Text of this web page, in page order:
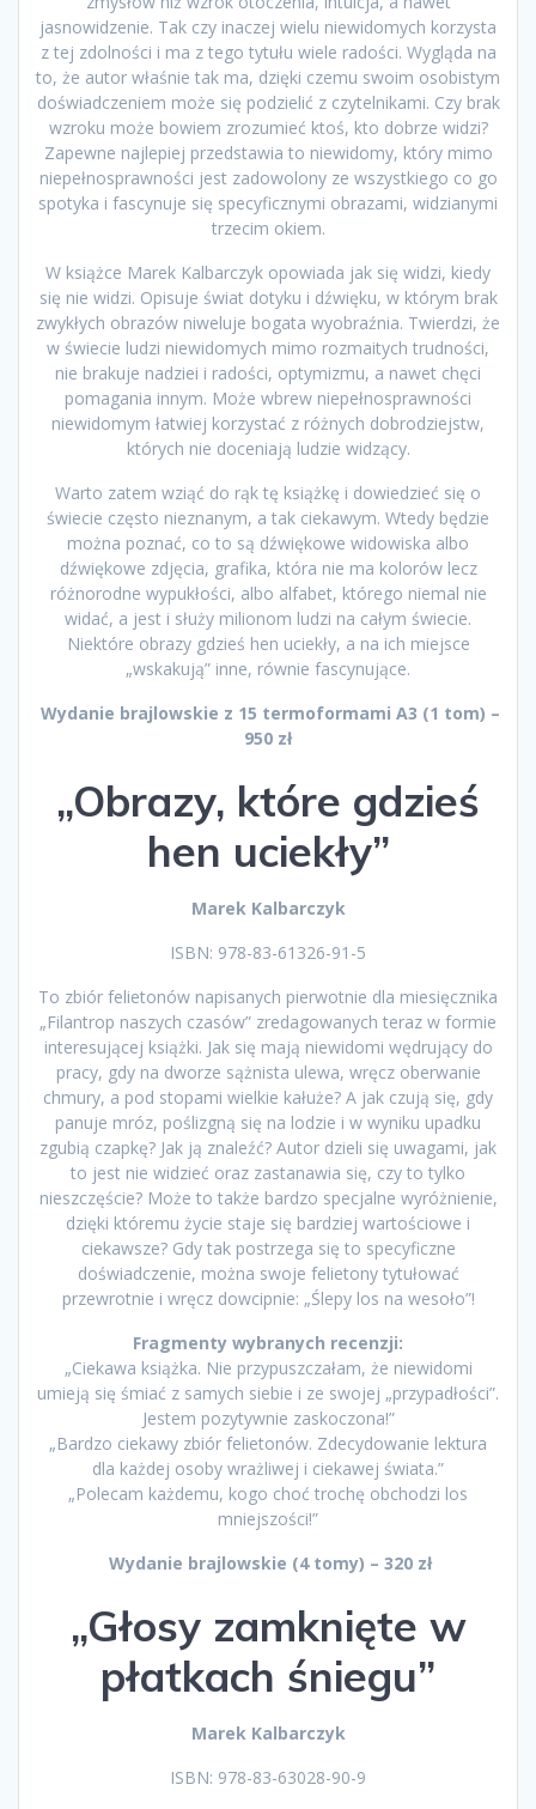
jasnowidzenie. Tak czy inaczej wielu niewidomych korzysta
z tej zdolności i ma z tego tytułu wiele radości. Wygląda na
to, że autor właśnie tak ma, dzięki czemu swoim osobistym
doświadczeniem może się podzielić z czytelnikami. Czy brak
wzroku może bowiem zrozumieć ktoś, kto dobrze widzi?
Zapewne najlepiej przedstawia to niewidomy, który mimo
niepełnosprawności jest zadowolony ze wszystkiego co go
spotyka i fascynuje się specyficznymi obrazami, widzianymi
trzecim okiem.
W książce Marek Kalbarczyk opowiada jak się widzi, kiedy
się nie widzi. Opisuje świat dotyku i dźwięku, w którym brak
zwykłych obrazów niweluje bogata wyobraźnia. Twierdzi, że
w świecie ludzi niewidomych mimo rozmaitych trudności,
nie brakuje nadziei i radości, optymizmu, a nawet chęci
pomagania innym. Może wbrew niepełnosprawności
niewidomym łatwiej korzystać z różnych dobrodziejstw,
których nie doceniają ludzie widzący.
Warto zatem wziąć do rąk tę książkę i dowiedzieć się o
świecie często nieznanym, a tak ciekawym. Wtedy będzie
można poznać, co to są dźwiękowe widowiska albo
dźwiękowe zdjęcia, grafika, która nie ma kolorów lecz
różnorodne wypukłości, albo alfabet, którego niemal nie
widać, a jest i służy milionom ludzi na całym świecie.
Niektóre obrazy gdzieś hen uciekły, a na ich miejsce
„wskakują” inne, równie fascynujące.
Wydanie brajlowskie z 15 termoformami A3 (1 tom) –
950 zł
„Obrazy, które gdzieś
hen uciekły”
Marek Kalbarczyk
ISBN: 978-83-61326-91-5
To zbiór felietonów napisanych pierwotnie dla miesięcznika
„Filantrop naszych czasów” zredagowanych teraz w formie
interesującej książki. Jak się mają niewidomi wędrujący do
pracy, gdy na dworze sążnista ulewa, wręcz oberwanie
chmury, a pod stopami wielkie kałuże? A jak czują się, gdy
panuje mróz, poślizgną się na lodzie i w wyniku upadku
zgubią czapkę? Jak ją znaleźć? Autor dzieli się uwagami, jak
to jest nie widzieć oraz zastanawia się, czy to tylko
nieszczęście? Może to także bardzo specjalne wyróżnienie,
dzięki któremu życie staje się bardziej wartościowe i
ciekawsze? Gdy tak postrzega się to specyficzne
doświadczenie, można swoje felietony tytułować
przewrotnie i wręcz dowcipnie: „Ślepy los na wesoło”!
Fragmenty wybranych recenzji:
„Ciekawa książka. Nie przypuszczałam, że niewidomi
umieją się śmiać z samych siebie i ze swojej „przypadłości”.
Jestem pozytywnie zaskoczona!”
„Bardzo ciekawy zbiór felietonów. Zdecydowanie lektura
dla każdej osoby wrażliwej i ciekawej świata.”
„Polecam każdemu, kogo choć trochę obchodzi los
mniejszości!”
Wydanie brajlowskie (4 tomy) – 320 zł
„Głosy zamknięte w
płatkach śniegu”
Marek Kalbarczyk
ISBN: 978-83-63028-90-9